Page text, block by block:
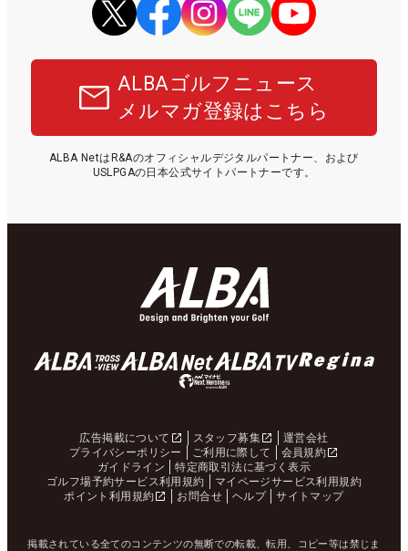
ALBAゴルフニュース
メルマガ登録はこちら
ALBA NetはR&Aのオフィシャルデジタルパートナー、および
USLPGAの日本公式サイトパートナーです。
広告掲載について スタッフ募集
運営会社
プライバシーポリシー
ご利用に際して
会員規約
ガイドライン
特定商取引法に基づく表示
ゴルフ場予約サービス利用規約
マイページサービス利用規約
ポイント利用規約
お問合せ ヘルプ サイトマップ
掲載されている全てのコンテンツの無断での転載、転用、コピー等は禁じま